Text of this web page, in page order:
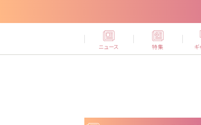
ニュース 特集 ギ